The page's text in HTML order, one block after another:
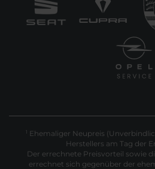
1 Ehemaliger Neupreis
Herstellers am Tag der
Der errechnete Preisvorteil sowie
errechnet sich gegenüber der